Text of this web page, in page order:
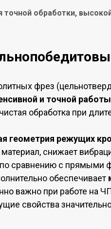
обработки,
фрез
и точной работы
обработка при
геометрия режущих
снижает
по сравнению с прямыми
обеспечивает
важно при работе на
свойства